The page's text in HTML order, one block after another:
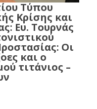
Τύπου
Κρίσης και
Ευ. Τουρνάς
Οι
και ο
τιτάνιος –